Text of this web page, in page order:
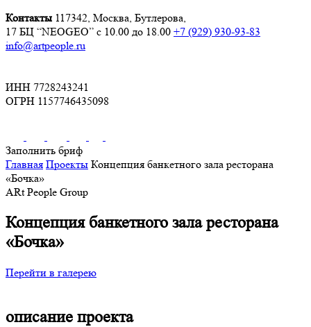
Контакты 117342, Москва, Бутлерова,
17 БЦ “NEOGEO” с 10.00 до 18.00 +7 (929) 930-93-83
info@artpeople.ru
ИНН 7728243241
ОГРН 1157746435098
Заполнить бриф
Главная Проекты Концепция банкетного зала ресторана
«Бочка»
ARt People Group
Концепция банкетного зала ресторана
«Бочка»
Перейти в галерею
описание проекта